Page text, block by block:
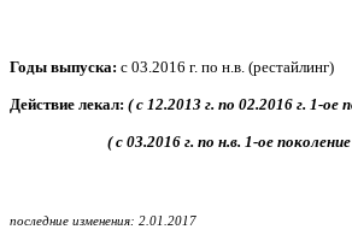
Годы выпуска: с 03.2016 г. по н.в. (рестайлинг)
Действие лекал: ( с 12.2013 г. по 02.2016 г. 1-ое
( с 03.2016 г. по н.в. 1-ое
последние изменения: 2.01.2017